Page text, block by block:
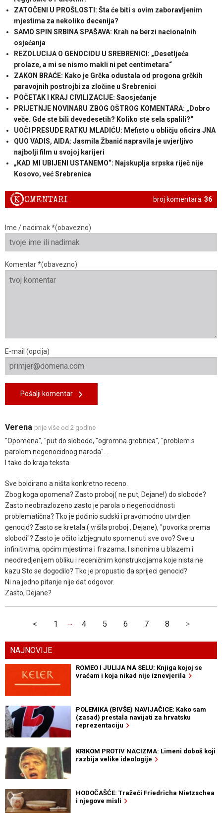
ZATOČENI U PROŠLOSTI: Šta će biti s ovim zaboravljenim
mjestima za nekoliko decenija?
SAMO SPIN SRBINA SPAŠAVA: Krah na berzi nacionalnih
osjećanja
REZOLUCIJA O GENOCIDU U SREBRENICI: „Desetljeća
prolaze, a mi se nismo makli ni pet centimetara“
ZAKON BRAĆE: Kako je Grčka odustala od progona grčkih
paravojnih postrojbi za zločine u Srebrenici
POČETAK I KRAJ CIVILIZACIJE: Saosjećanje
PRIJETNJE NOVINARU ZBOG OŠTROG KOMENTARA: „Dobro
veče. Gde ste bili devedesetih? Koliko ste sela spalili?“
UOČI PRESUDE RATKU MLADIĆU: Mefisto u obličju oficira JNA
QUO VADIS, AIDA: Jasmila Žbanić napravila je uvjerljivo
najbolji film u svojoj karijeri
„KAD MI UBIJENI USTANEMO“: Najskuplja srpska riječ nije
Kosovo, već Srebrenica
broj komentara: 36
KOMENTARI
Ime / nadimak *(obavezno)
Komentar *(obavezno)
E-mail (opcija)
Pošalji komentar
Verena prije više od 2 godine
"Opomena", "put do slobode, "ogromna grobnica", "problem s
parolom negenocidnog naroda"....
I tako do kraja teksta.
Sve boldirano a ništa konkretno receno.
Zbog koga opomena? Zasto proboj( ne put, Dejane!) do slobode?
Zasto neobrazlozeno zasto je parola o negenocidnosti
problematična? Tko je počinio sudski i pravomoćno utvrdjen
genocid? Zasto se kretala ( vršila proboj , Dejane), "povorka prema
slobodi"? Zasto je očito izbjegnuto spomenuti sve ovo? Sve u
infinitivima, općim mjestima i frazama. I sinonima u blazem i
neodredjenijem obliku i receničnim konstrukcijama koje nista ne
kazu.Sto se dogodilo? Tko je propustio da sprijeci genocid?
Ni na jedno pitanje nije dat odgovor.
Zasto, Dejane?
< 1 … 4 5 6 7 8 >
NAJNOVIJE
ROMEO I JULIJA NA SELU: Knjiga kojoj se
vraćam i koja nikad nije iznevjerila
POLEMIKA (BIVŠE) NAVIJAČICE: Kako sam
(zasad) prestala navijati za hrvatsku
reprezentaciju
KRIKOM PROTIV NACIZMA: Limeni doboš koji
razbija velike ideologije
HODOČAŠĆE: Tražeći Friedricha Nietzschea
i njegove misli